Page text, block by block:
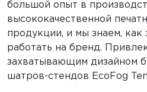
большой опыт в
высококачественной
продукции, и мы знаем, как
работать на бренд.
захватывающим дизайном
шатров-стендов EcoFog